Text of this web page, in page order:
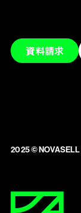
資料請求
2025 ©︎ NOVASELL